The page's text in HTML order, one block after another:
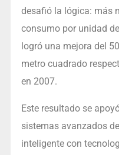
desafió la lógica: más
consumo por unidad
logró una mejora del
metro cuadrado
en 2007.
Este resultado se
sistemas avanzados
inteligente con